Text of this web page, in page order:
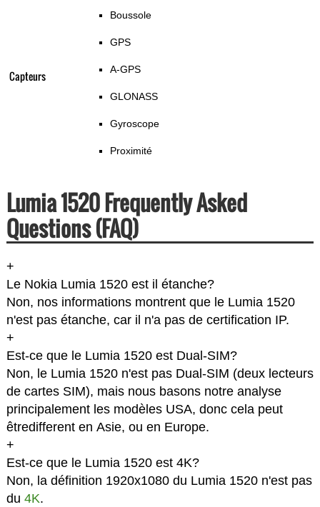
Capteurs
Boussole
GPS
A-GPS
GLONASS
Gyroscope
Proximité
Lumia 1520 Frequently Asked
Questions (FAQ)
+
Le Nokia Lumia 1520 est il étanche?
Non, nos informations montrent que le Lumia 1520
n'est pas étanche, car il n'a pas de certification IP.
+
Est-ce que le Lumia 1520 est Dual-SIM?
Non, le Lumia 1520 n'est pas Dual-SIM (deux lecteurs
de cartes SIM), mais nous basons notre analyse
principalement les modèles USA, donc cela peut
êtredifferent en Asie, ou en Europe.
+
Est-ce que le Lumia 1520 est 4K?
Non, la définition 1920x1080 du Lumia 1520 n'est pas
du 4K.